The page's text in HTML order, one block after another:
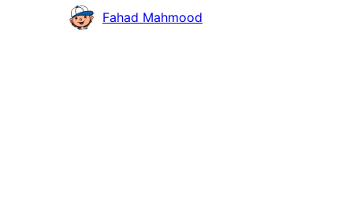
Col·laboradors
Fahad Mahmood